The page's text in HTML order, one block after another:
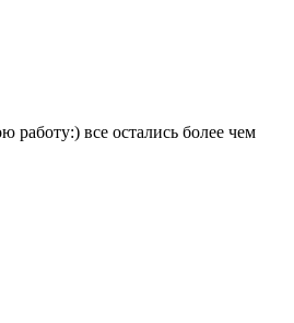
работу:) все остались более чем